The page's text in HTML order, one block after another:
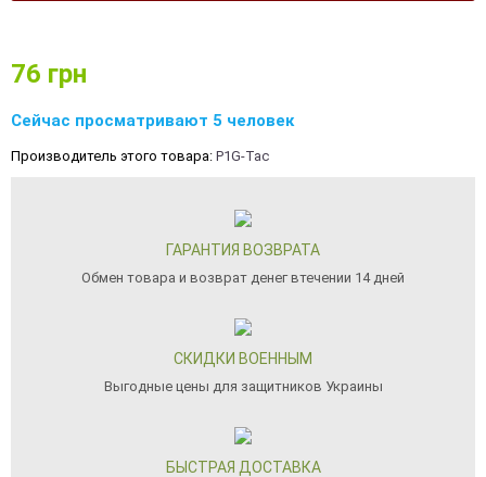
76 грн
Сейчас просматривают 5 человек
Производитель этого товара: P1G-Tac
ГАРАНТИЯ ВОЗВРАТА
Обмен товара и возврат денег втечении 14 дней
СКИДКИ ВОЕННЫМ
Выгодные цены для защитников Украины
БЫСТРАЯ ДОСТАВКА